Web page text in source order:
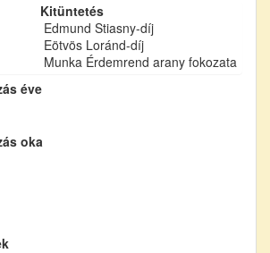
Kitüntetés
Edmund Stiasny-díj
Eötvös Loránd-díj
Munka Érdemrend arany fokozata
éve
oka